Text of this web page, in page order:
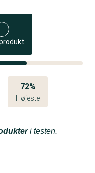
72%
Højeste
i testen.